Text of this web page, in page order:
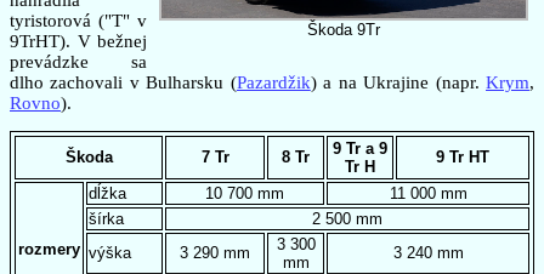
Škoda 9Tr
tyristorová ("T" v
9TrHT). V bežnej
prevádzke sa
dlho zachovali v Bulharsku (Pazardžik) a na Ukrajine (napr.Krym,
Rovno).
Škoda 7 Tr 8 Tr
9 Tr a 9
Tr H
9 Tr HT
rozmery
dĺžka 10 700 mm
11 000 mm
šírka
2 500 mm
výška
3 290 mm
3 300
mm
3 240 mm